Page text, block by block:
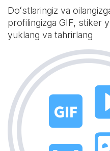
Doʻstlaringiz va
profilingizga GIF, stiker
yuklang va tahrirlang